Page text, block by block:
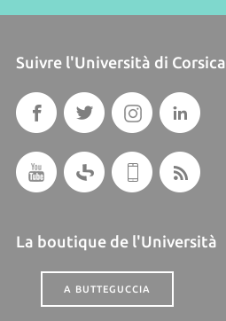
Suivre l'Università di Corsica
La boutique de l'Università
A BUTTEGUCCIA